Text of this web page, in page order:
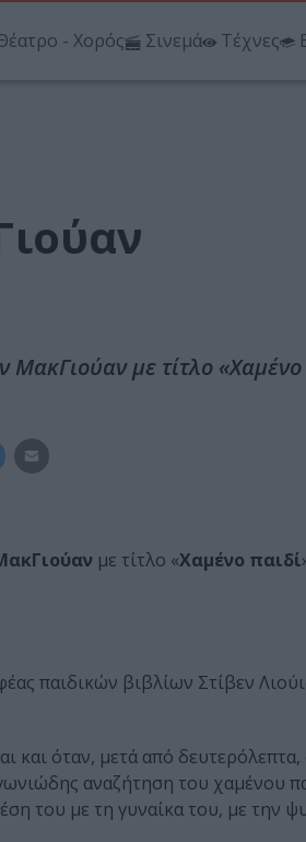
- Χορός Σινεμά Τέχνες
με τίτλο «Χαμένο
με τίτλο «Χαμένο παιδί
παιδικών βιβλίων Στίβεν
και όταν, μετά από
αναζήτηση του χαμένου
του με τη γυναίκα του, με την